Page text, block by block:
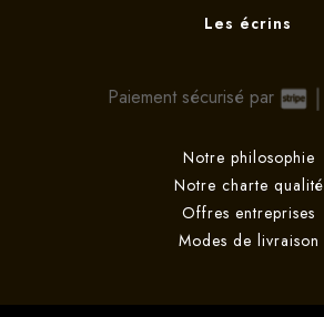
Les écrins
Paiement sécurisé par
Notre philosophie
Notre charte qualité
Offres entreprises
Modes de livraison